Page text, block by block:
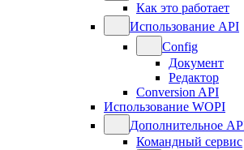
Как это работает
Использование API
Config
Документ
Редактор
Conversion API
Использование WOPI
Дополнительное
Командный сервис